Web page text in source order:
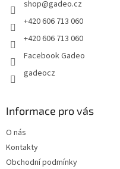
shop@gadeo.cz
+420 606 713 060
+420 606 713 060
Facebook Gadeo
gadeocz
Informace pro vás
O nás
Kontakty
Obchodní podmínky